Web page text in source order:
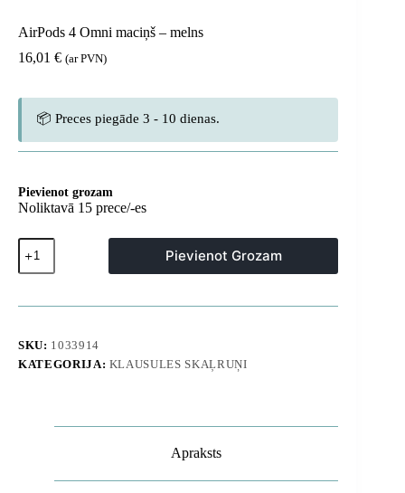
AirPods 4 Omni maciņš – melns
16,01 € (ar PVN)
📦 Preces piegāde 3 - 10 dienas.
Pievienot grozam
Noliktavā 15 prece/-es
AirPods
Omni
-
Pievienot Grozam
SKU: 1033914
KATEGORIJA: KLAUSULES SKAĻRUŅI
Apraksts